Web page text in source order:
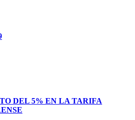
DEL 5% EN LA TARIFA